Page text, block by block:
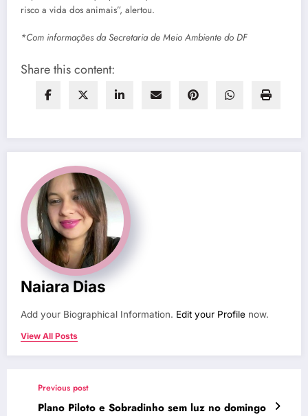
risco a vida dos animais”, alertou.
*Com informações da Secretaria de Meio Ambiente do DF
Share this content:
Naiara Dias
Add your Biographical Information. Edit your Profile now.
View All Posts
Previous post
Plano Piloto e Sobradinho sem luz no domingo